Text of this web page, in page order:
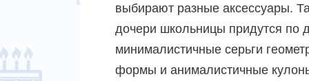
выбирают разные аксессуары.
дочери школьницы придутся по
минималистичные серьги
формы и анималистичные